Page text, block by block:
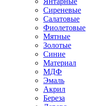
Сиреневые
Салатовые
Фиолетовые
Мятные
Золотые
Синие
Материал
МДФ
Эмаль
Акрил
Береза